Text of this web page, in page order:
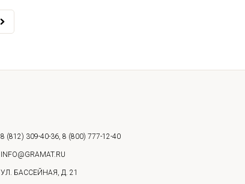
8 (812) 309-40-36, 8 (800) 777-12-40
INFO@GRAMAT.RU
УЛ. БАССЕЙНАЯ, Д. 21